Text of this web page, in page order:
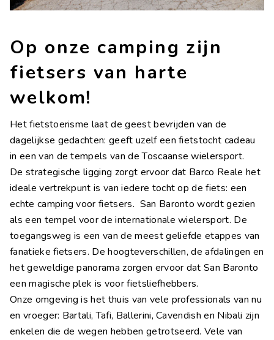
Contact
Werk met ons
LINGUE
Op onze camping zijn
fietsers van harte
welkom!
Het fietstoerisme laat de geest bevrijden van de
dagelijkse gedachten: geeft uzelf een fietstocht cadeau
in een van de tempels van de Toscaanse wielersport.
De strategische ligging zorgt ervoor dat Barco Reale het
ideale vertrekpunt is van iedere tocht op de fiets: een
echte camping voor fietsers. San Baronto wordt gezien
als een tempel voor de internationale wielersport. De
toegangsweg is een van de meest geliefde etappes van
fanatieke fietsers. De hoogteverschillen, de afdalingen en
het geweldige panorama zorgen ervoor dat San Baronto
een magische plek is voor fietsliefhebbers.
Onze omgeving is het thuis van vele professionals van nu
en vroeger: Bartali, Tafi, Ballerini, Cavendish en Nibali zijn
enkelen die de wegen hebben getrotseerd. Vele van